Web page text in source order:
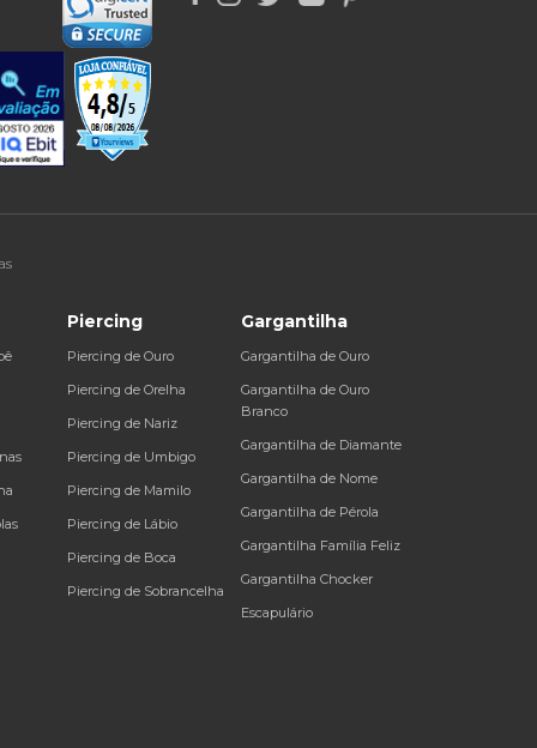
Piercing
Piercing de Ouro
Piercing de Orelha
Piercing de Nariz
Piercing de Umbigo
Piercing de Mamilo
Piercing de Lábio
Piercing de Boca
Piercing de Sobrancelha
Gargantilha
Gargantilha de Ouro
Gargantilha de Ouro
Branco
Gargantilha de Diamante
Gargantilha de Nome
Gargantilha de Pérola
Gargantilha Família Feliz
Gargantilha Chocker
Escapulário